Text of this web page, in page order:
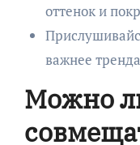
оттенок и
важнее
Можно